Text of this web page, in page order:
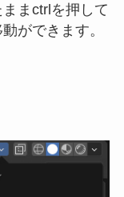
まctrlを押して
ができます。